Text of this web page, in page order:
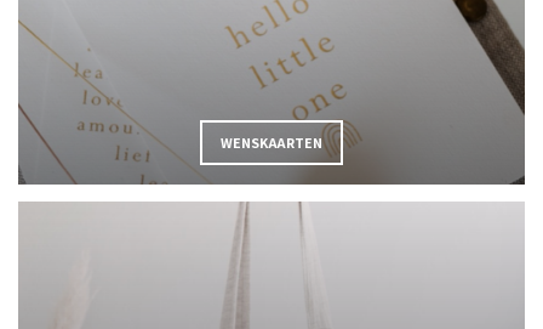
WENSKAARTEN